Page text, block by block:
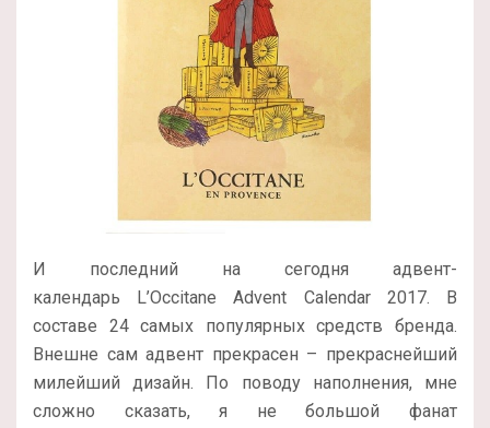
И последний на сегодня адвент-
календарь L’Occitane Advent Calendar 2017. В
составе 24 самых популярных средств бренда.
Внешне сам адвент прекрасен – прекраснейший
милейший дизайн. По поводу наполнения, мне
сложно сказать, я не большой фанат